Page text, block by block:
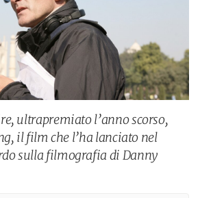
ultrapremiato l’anno scorso,
il film che l’ha lanciato nel
sulla filmografia di Danny